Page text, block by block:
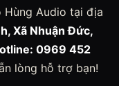
Hùng Audio tại địa
Xã Nhuận Đức,
0969 452
lòng hỗ trợ bạn!